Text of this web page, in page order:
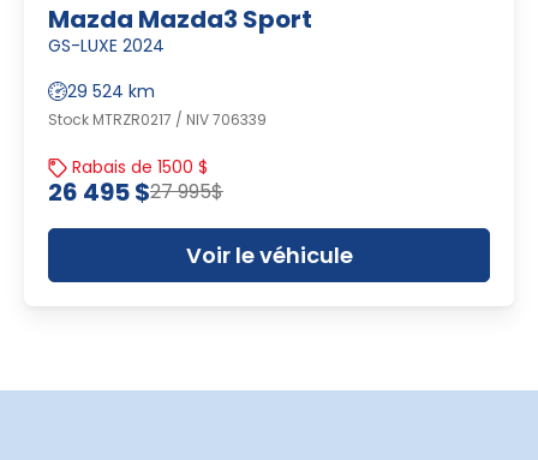
Mazda Mazda3 Sport
GS-LUXE 2024
29 524 km
Stock MTRZR0217 / NIV 706339
Rabais de 1500 $
27 995$
26 495 $
Voir le véhicule